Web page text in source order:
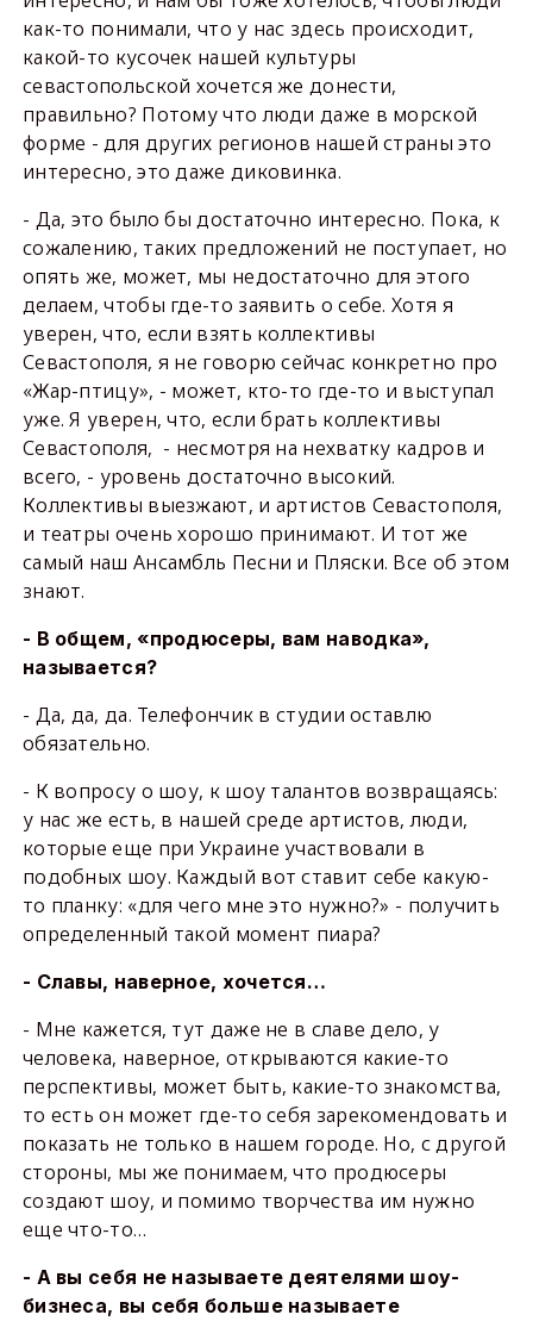
как-то понимали, что у нас здесь происходит,
какой-то кусочек нашей культуры
севастопольской хочется же донести,
правильно? Потому что люди даже в морской
форме - для других регионов нашей страны это
интересно, это даже диковинка.
- Да, это было бы достаточно интересно. Пока, к
сожалению, таких предложений не поступает, но
опять же, может, мы недостаточно для этого
делаем, чтобы где-то заявить о себе. Хотя я
уверен, что, если взять коллективы
Севастополя, я не говорю сейчас конкретно про
«Жар-птицу», - может, кто-то где-то и выступал
уже. Я уверен, что, если брать коллективы
Севастополя, - несмотря на нехватку кадров и
всего, - уровень достаточно высокий.
Коллективы выезжают, и артистов Севастополя,
и театры очень хорошо принимают. И тот же
самый наш Ансамбль Песни и Пляски. Все об этом
знают.
- В общем, «продюсеры, вам наводка»,
называется?
- Да, да, да. Телефончик в студии оставлю
обязательно.
- К вопросу о шоу, к шоу талантов возвращаясь:
у нас же есть, в нашей среде артистов, люди,
которые еще при Украине участвовали в
подобных шоу. Каждый вот ставит себе какую-
то планку: «для чего мне это нужно?» - получить
определенный такой момент пиара?
- Славы, наверное, хочется…
- Мне кажется, тут даже не в славе дело, у
человека, наверное, открываются какие-то
перспективы, может быть, какие-то знакомства,
то есть он может где-то себя зарекомендовать и
показать не только в нашем городе. Но, с другой
стороны, мы же понимаем, что продюсеры
создают шоу, и помимо творчества им нужно
еще что-то…
- А вы себя не называете деятелями шоу-
бизнеса, вы себя больше называете